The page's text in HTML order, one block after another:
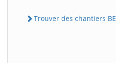
Trouver des chantiers